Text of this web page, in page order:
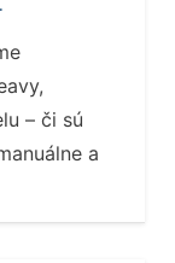
– či sú
a